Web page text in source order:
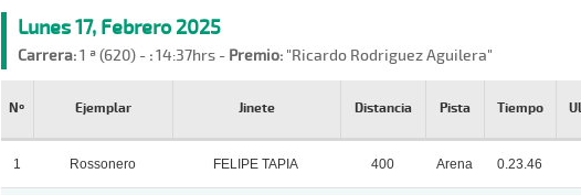
Lunes 17, Febrero 2025
Carrera:1 ª (620) - :14:37hrs - Premio:"Ricardo Rodriguez Aguilera"
Nº Ejemplar Jinete Distancia Pista Tiempo
1 Rossonero FELIPE TAPIA 400 Arena 0.23.46